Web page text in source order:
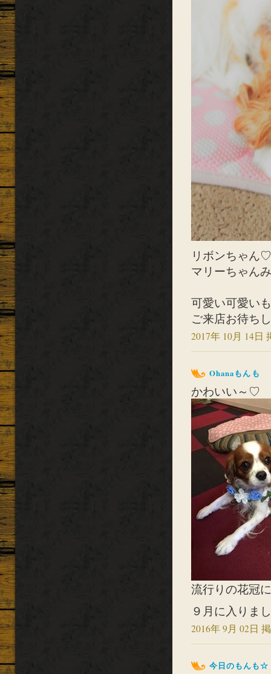
リボンちゃ
マリーちゃん
可愛い可愛い
ご来店お待
2017年 10月 14日
Ohanaもんも
かわいい～♡
流行りの花冠
９月に入りま
2016年 9月 02日
今日のもんも☆